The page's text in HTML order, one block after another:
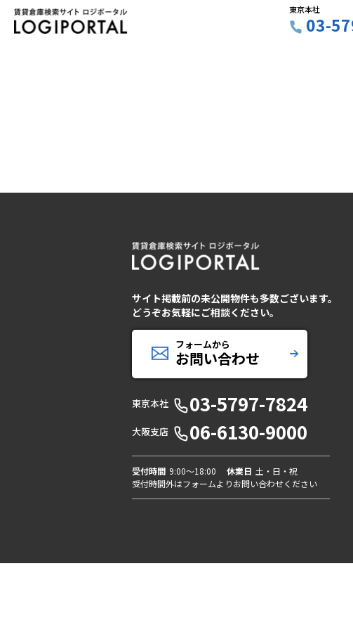
東京本社
03-
サイト掲載前の未公開物件も多数ございます。
どうぞお気軽にご相談ください。
フォームから
お問い合わせ
東京本社 03-5797-7824
大阪支店 06-6130-9000
受付時間 9:00〜18:00 休業日 土・日・祝
受付時間外はフォームよりお問い合わせください